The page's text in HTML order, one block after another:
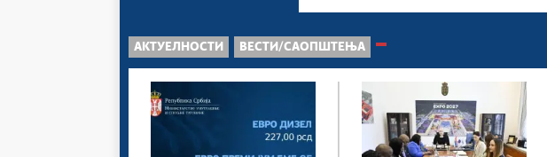
АКТУЕЛНОСТИ ВЕСТИ/САОПШТЕЊА